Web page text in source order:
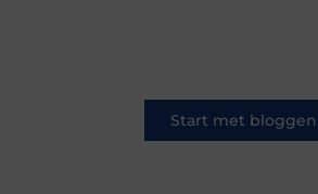
Start met bloggen